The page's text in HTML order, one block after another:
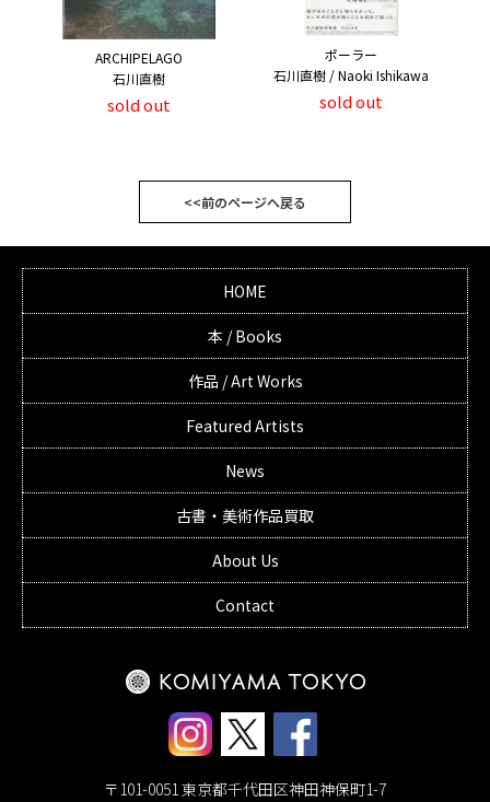
ARCHIPELAGO
石川直樹
sold out
ポーラー
石川直樹 / Naoki Ishikawa
sold out
<<前のページへ戻る
HOME
本 / Books
作品 / Art Works
Featured Artists
News
古書・美術作品買取
About Us
Contact
〒101-0051 東京都千代田区神田神保町1-7